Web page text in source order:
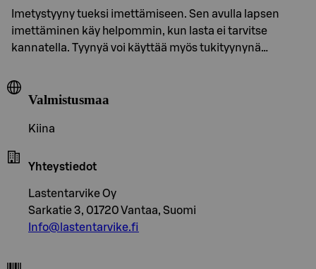
Imetystyyny tueksi imettämiseen. Sen avulla lapsen
imettäminen käy helpommin, kun lasta ei tarvitse
kannatella. Tyynyä voi käyttää myös tukityynynä…
Valmistusmaa
Kiina
Yhteystiedot
Lastentarvike Oy
Sarkatie 3, 01720 Vantaa, Suomi
Info@lastentarvike.fi